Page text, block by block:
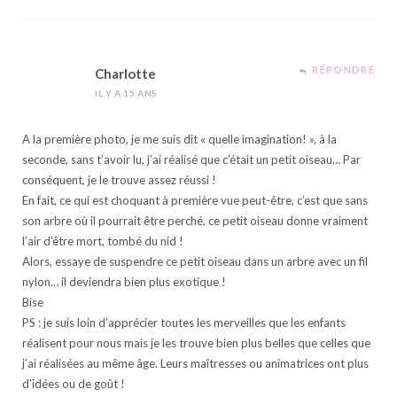
Charlotte
IL Y A 15 ANS
RÉPONDRE
A la première photo, je me suis dit « quelle imagination! », à la
seconde, sans t’avoir lu, j’ai réalisé que c’était un petit oiseau… Par
conséquent, je le trouve assez réussi !
En fait, ce qui est choquant à première vue peut-être, c’est que sans
son arbre où il pourrait être perché, ce petit oiseau donne vraiment
l’air d’être mort, tombé du nid !
Alors, essaye de suspendre ce petit oiseau dans un arbre avec un fil
nylon… il deviendra bien plus exotique !
Bise
PS : je suis loin d’apprécier toutes les merveilles que les enfants
réalisent pour nous mais je les trouve bien plus belles que celles que
j’ai réalisées au même âge. Leurs maîtresses ou animatrices ont plus
d’idées ou de goût !